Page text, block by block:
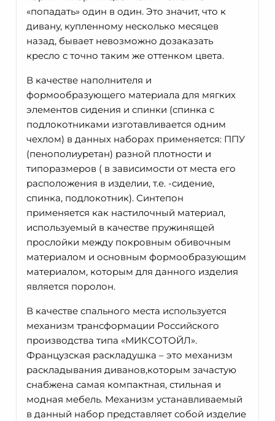
«попадать» один в один. Это значит, что к
дивану, купленному несколько месяцев
назад, бывает невозможно дозаказать
кресло с точно таким же оттенком цвета.
В качестве наполнителя и
формообразующего материала для мягких
элементов сидения и спинки (спинка с
подлокотниками изготавливается одним
чехлом) в данных наборах применяется: ППУ
(пенополиуретан) разной плотности и
типоразмеров ( в зависимости от места его
расположения в изделии, т.е. -сидение,
спинка, подлокотник). Синтепон
применяется как настилочный материал,
используемый в качестве пружинящей
прослойки между покровным обивочным
материалом и основным формообразующим
материалом, которым для данного изделия
является поролон.
В качестве спального места используется
механизм трансформации Российского
производства типа «МИКСОТОЙЛ».
Французская раскладушка – это механизм
раскладывания диванов,которым зачастую
снабжена самая компактная, стильная и
модная мебель. Механизм устанавливаемый
в данный набор представляет собой изделие